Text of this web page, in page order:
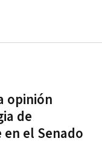
opinión
de
el Senado